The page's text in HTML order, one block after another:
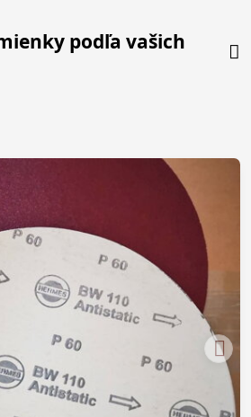
podľa vašich